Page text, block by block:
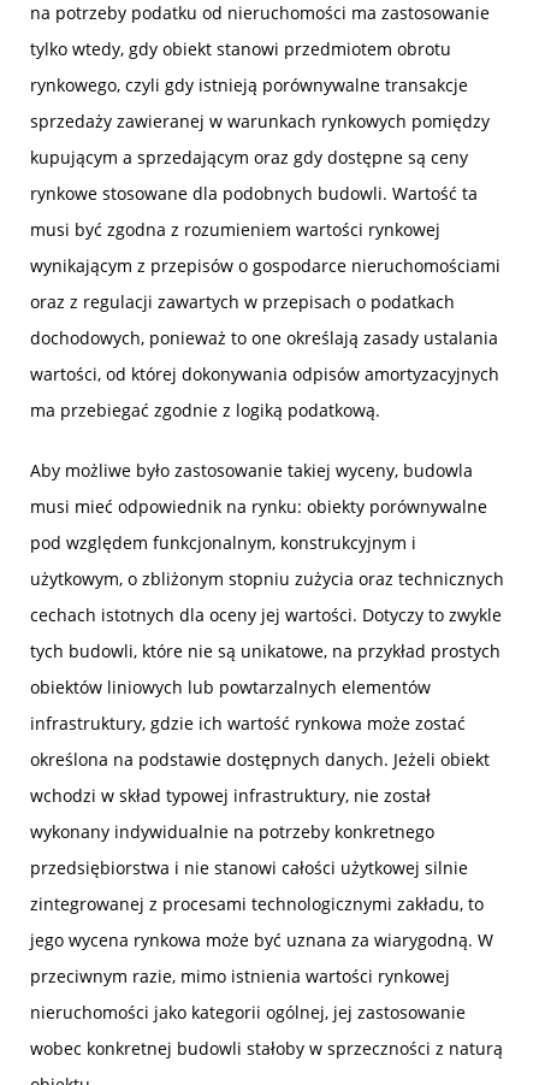
na potrzeby podatku od nieruchomości ma zastosowanie
tylko wtedy, gdy obiekt stanowi przedmiotem obrotu
rynkowego, czyli gdy istnieją porównywalne transakcje
sprzedaży zawieranej w warunkach rynkowych pomiędzy
kupującym a sprzedającym oraz gdy dostępne są ceny
rynkowe stosowane dla podobnych budowli. Wartość ta
musi być zgodna z rozumieniem wartości rynkowej
wynikającym z przepisów o gospodarce nieruchomościami
oraz z regulacji zawartych w przepisach o podatkach
dochodowych, ponieważ to one określają zasady ustalania
wartości, od której dokonywania odpisów amortyzacyjnych
ma przebiegać zgodnie z logiką podatkową.
Aby możliwe było zastosowanie takiej wyceny, budowla
musi mieć odpowiednik na rynku: obiekty porównywalne
pod względem funkcjonalnym, konstrukcyjnym i
użytkowym, o zbliżonym stopniu zużycia oraz technicznych
cechach istotnych dla oceny jej wartości. Dotyczy to zwykle
tych budowli, które nie są unikatowe, na przykład prostych
obiektów liniowych lub powtarzalnych elementów
infrastruktury, gdzie ich wartość rynkowa może zostać
określona na podstawie dostępnych danych. Jeżeli obiekt
wchodzi w skład typowej infrastruktury, nie został
wykonany indywidualnie na potrzeby konkretnego
przedsiębiorstwa i nie stanowi całości użytkowej silnie
zintegrowanej z procesami technologicznymi zakładu, to
jego wycena rynkowa może być uznana za wiarygodną. W
przeciwnym razie, mimo istnienia wartości rynkowej
nieruchomości jako kategorii ogólnej, jej zastosowanie
wobec konkretnej budowli stałoby w sprzeczności z naturą